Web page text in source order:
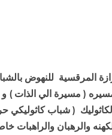
المرقسية للنهوض
( مسيرة الي الذات )
( شباب
والرهبان والراهبات